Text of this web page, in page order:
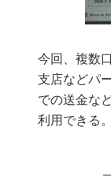
今回、複数
支店などパ
での送金な
利用できる。